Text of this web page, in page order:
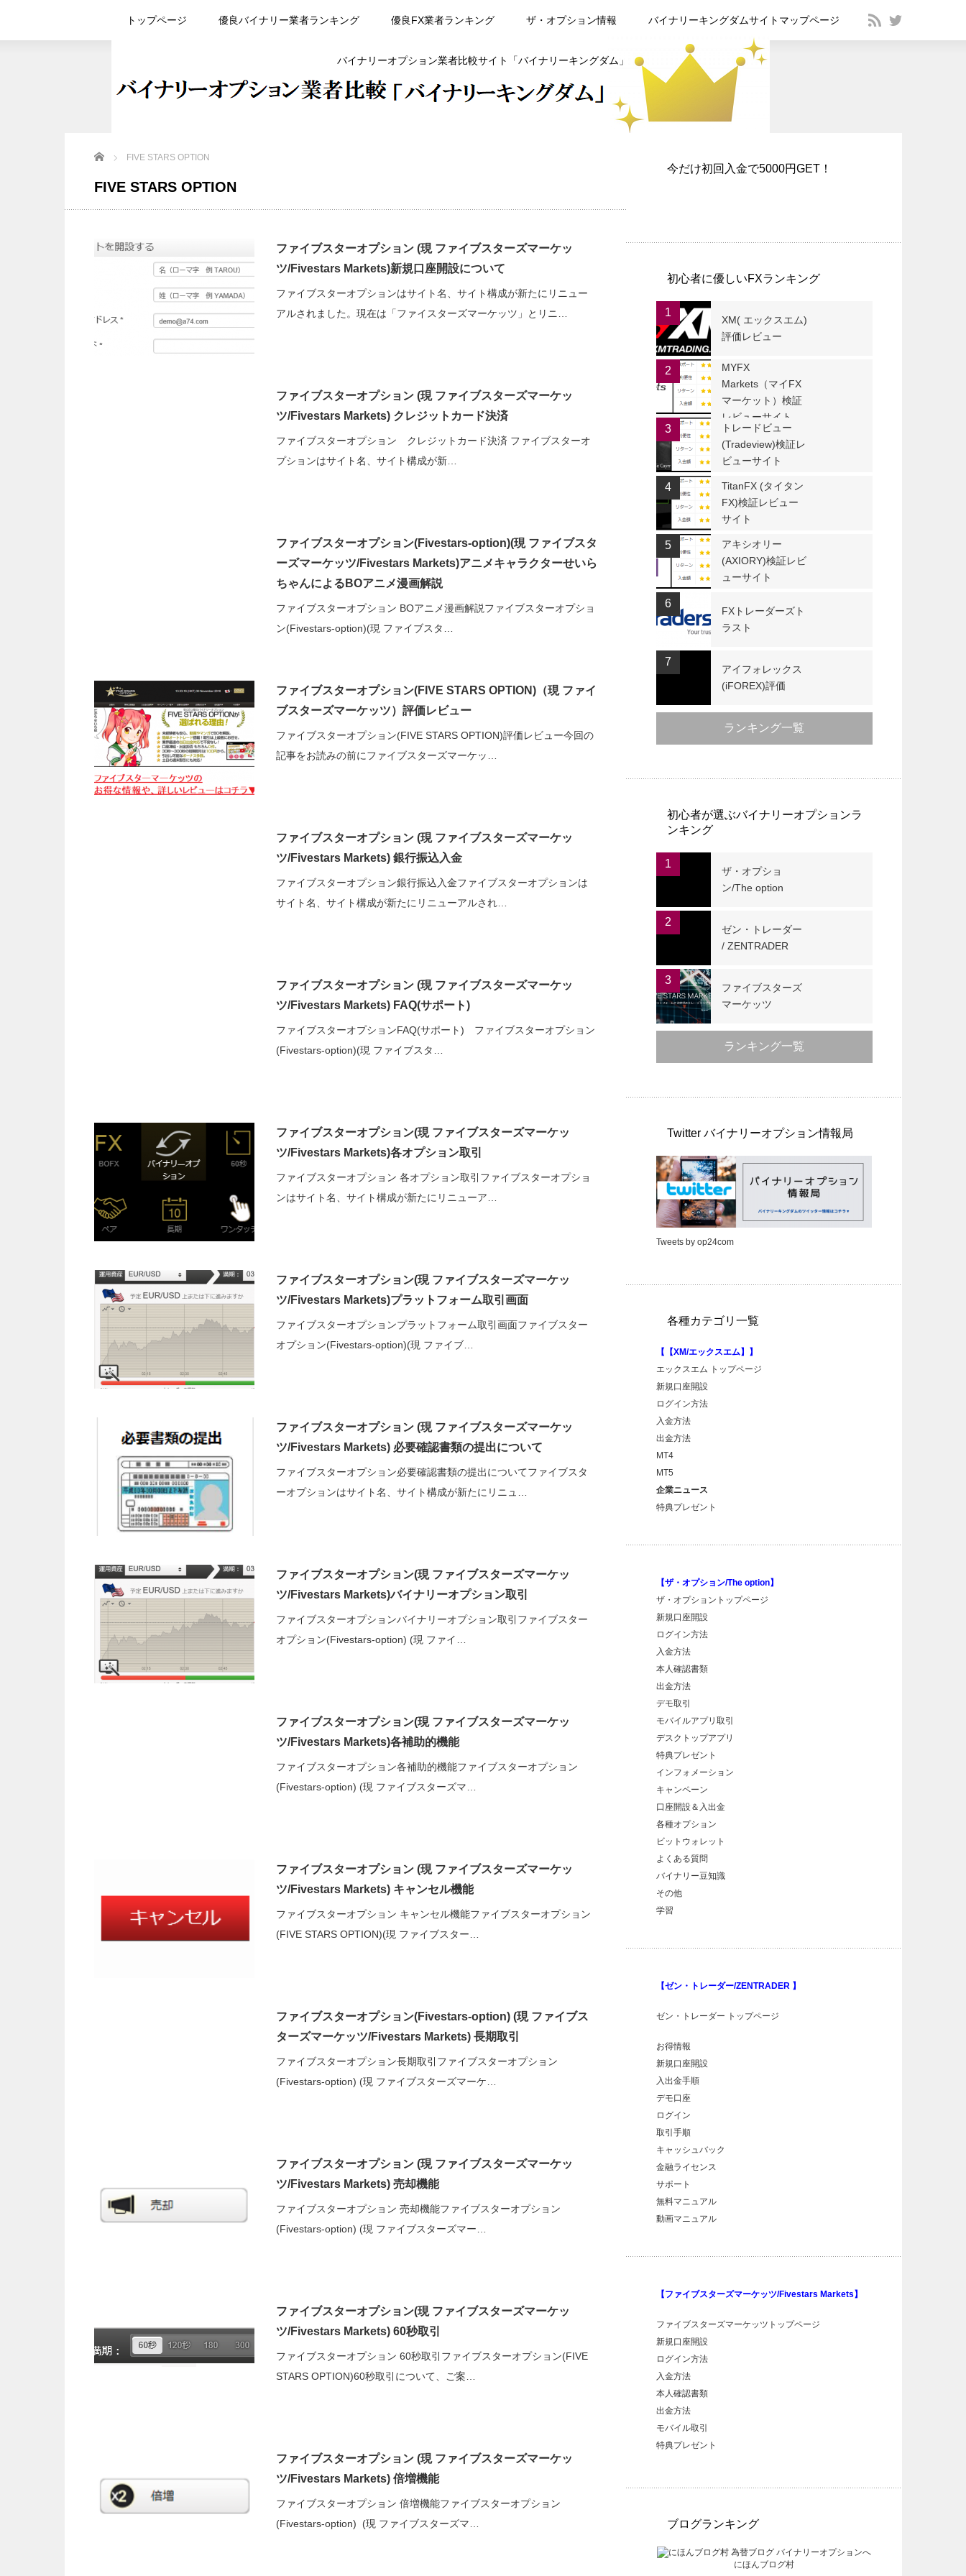
トップページ 優良バイナリー業者ランキング 優良FX業者ランキング ザ・オプション情報 バイナリーキングダムサイトマップページ
バイナリーオプション業者比較サイト「バイナリーキングダム」
Home FIVE STARS OPTION
FIVE STARS OPTION
ファイブスターオプション (現 ファイブスターズマーケッ
ツ/Fivestars Markets)新規口座開設について
ファイブスターオプションはサイト名、サイト構成が新たにリニュー
アルされました。現在は「ファイスターズマーケッツ」とリニ…
ファイブスターオプション (現 ファイブスターズマーケッ
ツ/Fivestars Markets) クレジットカード決済
ファイブスターオプション クレジットカード決済 ファイブスターオ
プションはサイト名、サイト構成が新…
ファイブスターオプション(Fivestars-option)(現 ファイブスタ
ーズマーケッツ/Fivestars Markets)アニメキャラクターせいら
ちゃんによるBOアニメ漫画解説
ファイブスターオプション BOアニメ漫画解説ファイブスターオプショ
ン(Fivestars-option)(現 ファイブスタ…
ファイブスターオプション(FIVE STARS OPTION)（現 ファイ
ブスターズマーケッツ）評価レビュー
ファイブスターオプション(FIVE STARS OPTION)評価レビュー今回の
記事をお読みの前にファイブスターズマーケッ…
ファイブスターオプション (現 ファイブスターズマーケッ
ツ/Fivestars Markets) 銀行振込入金
ファイブスターオプション銀行振込入金ファイブスターオプションは
サイト名、サイト構成が新たにリニューアルされ…
ファイブスターオプション (現 ファイブスターズマーケッ
ツ/Fivestars Markets) FAQ(サポート)
ファイブスターオプションFAQ(サポート) ファイブスターオプション
(Fivestars-option)(現 ファイブスタ…
ファイブスターオプション(現 ファイブスターズマーケッ
ツ/Fivestars Markets)各オプション取引
ファイブスターオプション 各オプション取引ファイブスターオプショ
ンはサイト名、サイト構成が新たにリニューア…
ファイブスターオプション(現 ファイブスターズマーケッ
ツ/Fivestars Markets)プラットフォーム取引画面
ファイブスターオプションプラットフォーム取引画面ファイブスター
オプション(Fivestars-option)(現 ファイブ…
ファイブスターオプション (現 ファイブスターズマーケッ
ツ/Fivestars Markets) 必要確認書類の提出について
ファイブスターオプション必要確認書類の提出についてファイブスタ
ーオプションはサイト名、サイト構成が新たにリニュ…
ファイブスターオプション(現 ファイブスターズマーケッ
ツ/Fivestars Markets)バイナリーオプション取引
ファイブスターオプションバイナリーオプション取引ファイブスター
オプション(Fivestars-option) (現 ファイ…
ファイブスターオプション(現 ファイブスターズマーケッ
ツ/Fivestars Markets)各補助的機能
ファイブスターオプション各補助的機能ファイブスターオプション
(Fivestars-option) (現 ファイブスターズマ…
ファイブスターオプション (現 ファイブスターズマーケッ
ツ/Fivestars Markets) キャンセル機能
ファイブスターオプション キャンセル機能ファイブスターオプション
(FIVE STARS OPTION)(現 ファイブスター…
ファイブスターオプション(Fivestars-option) (現 ファイブス
ターズマーケッツ/Fivestars Markets) 長期取引
ファイブスターオプション長期取引ファイブスターオプション
(Fivestars-option) (現 ファイブスターズマーケ…
ファイブスターオプション (現 ファイブスターズマーケッ
ツ/Fivestars Markets) 売却機能
ファイブスターオプション 売却機能ファイブスターオプション
(Fivestars-option) (現 ファイブスターズマー…
ファイブスターオプション(現 ファイブスターズマーケッ
ツ/Fivestars Markets) 60秒取引
ファイブスターオプション 60秒取引ファイブスターオプション(FIVE
STARS OPTION)60秒取引について、ご案…
ファイブスターオプション (現 ファイブスターズマーケッ
ツ/Fivestars Markets) 倍増機能
ファイブスターオプション 倍増機能ファイブスターオプション
(Fivestars-option) (現 ファイブスターズマ…
今だけ初回入金で5000円GET！
初心者に優しいFXランキング
1
XM( エックスエム)
評価レビュー
2
MYFX
Markets（マイFX
マーケット）検証
レビューサイト
3
トレードビュー
(Tradeview)検証レ
ビューサイト
4
TitanFX (タイタン
FX)検証レビュー
サイト
5
アキシオリー
(AXIORY)検証レビ
ューサイト
6
FXトレーダーズト
ラスト
7
アイフォレックス
(iFOREX)評価
ランキング一覧
初心者が選ぶバイナリーオプションラ
ンキング
1
ザ・オプショ
ン/The option
2
ゼン・トレーダー
/ ZENTRADER
3
ファイブスターズ
マーケッツ
ランキング一覧
Twitter バイナリーオプション情報局
Tweets by op24com
各種カテゴリ一覧
【【XM/エックスエム】】
エックスエム トップページ
新規口座開設
ログイン方法
入金方法
出金方法
MT4
MT5
企業ニュース
特典プレゼント
【ザ・オプション/The option】
ザ・オプショントップページ
新規口座開設
ログイン方法
入金方法
本人確認書類
出金方法
デモ取引
モバイルアプリ取引
デスクトップアプリ
特典プレゼント
インフォメーション
キャンペーン
口座開設＆入出金
各種オプション
ビットウォレット
よくある質問
バイナリー豆知識
その他
学習
【ゼン・トレーダー/ZENTRADER 】
ゼン・トレーダー トップページ
お得情報
新規口座開設
入出金手順
デモ口座
ログイン
取引手順
キャッシュバック
金融ライセンス
サポート
無料マニュアル
動画マニュアル
【ファイブスターズマーケッツ/Fivestars Markets】
ファイブスターズマーケッツトップページ
新規口座開設
ログイン方法
入金方法
本人確認書類
出金方法
モバイル取引
特典プレゼント
ブログランキング
にほんブログ村